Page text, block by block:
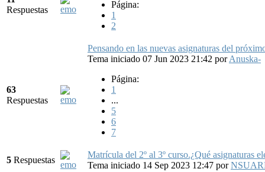
Respuestas
Página:
1
2
63
Respuestas
Pensando en las nuevas asignaturas del
Tema iniciado 07 Jun 2023 21:42 porAnuska-
Página:
1
...
5
6
7
5 Respuestas
Matrícula del 2º al 3º curso.¿Qué asignaturas
Tema iniciado 14 Sep 2023 12:47 por